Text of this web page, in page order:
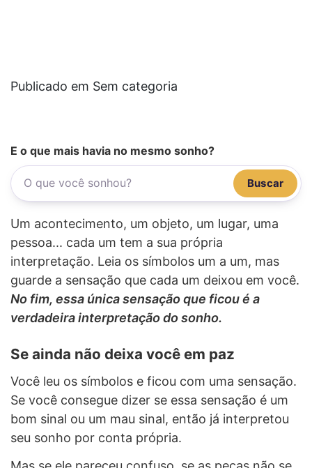
Publicado em Sem categoria
E o que mais havia no mesmo sonho?
Buscar
Um acontecimento, um objeto, um lugar, uma
pessoa... cada um tem a sua própria
interpretação. Leia os símbolos um a um, mas
guarde a sensação que cada um deixou em você.
No fim, essa única sensação que ficou é a
verdadeira interpretação do sonho.
Se ainda não deixa você em paz
Você leu os símbolos e ficou com uma sensação.
Se você consegue dizer se essa sensação é um
bom sinal ou um mau sinal, então já interpretou
seu sonho por conta própria.